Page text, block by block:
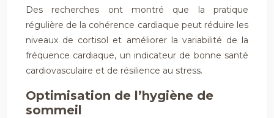
Des recherches ont montré que la pratique
régulière de la cohérence cardiaque peut réduire les
niveaux de cortisol et améliorer la variabilité de la
fréquence cardiaque, un indicateur de bonne santé
cardiovasculaire et de résilience au stress.
Optimisation de l’hygiène de
sommeil